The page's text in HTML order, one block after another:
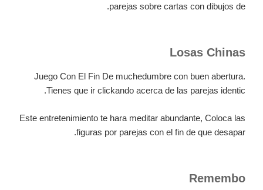
parejas sobre cartas con dibujos de.
Losas Chinas
Juego Con El Fin De muchedumbre con buen abertura.
Tienes que ir clickando acerca de las parejas identic.
Este entretenimiento te hara meditar abundante, Coloca las
figuras por parejas con el fin de que desapar.
Remembo